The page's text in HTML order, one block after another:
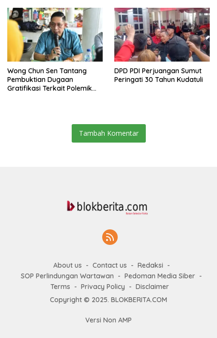
Belawan
Wong Chun Sen Tantang
Pembuktian Dugaan
Gratifikasi Terkait Polemik
DPD PDI Perjuangan Sumut
Peringati 30 Tahun Kudatuli
Tambah Komentar
About us Contact us
Redaksi
SOP Perlindungan Wartawan
Pedoman Media Siber
Terms
Privacy Policy
Disclaimer
Copyright © 2025. BLOKBERITA.COM
Versi Non AMP